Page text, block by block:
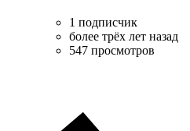
1 подписчик
более трёх лет назад
547 просмотров